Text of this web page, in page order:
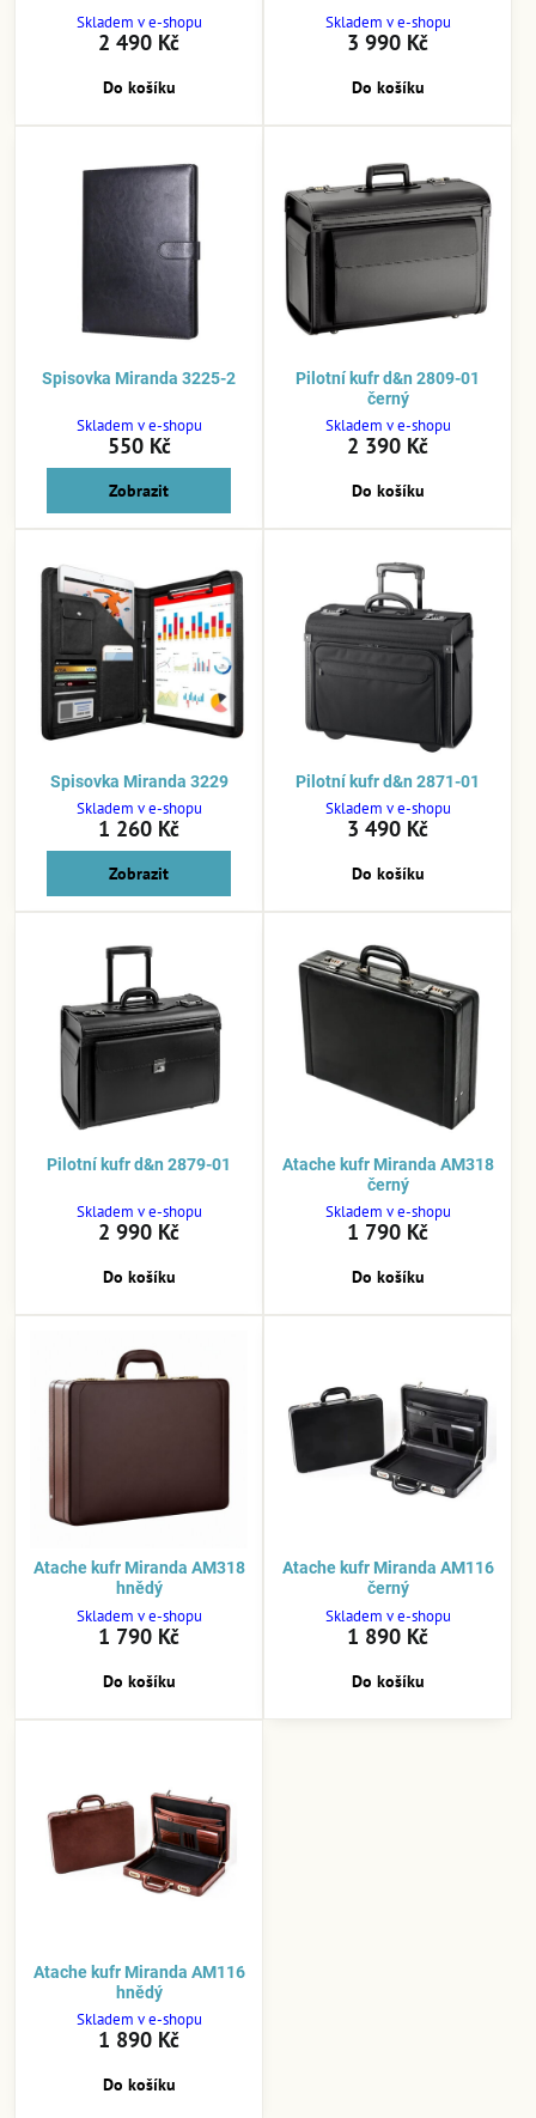
Skladem v e-shopu
2 490 Kč
Do košíku
Skladem v e-shopu
3 990 Kč
Do košíku
Spisovka Miranda 3225-2
Skladem v e-shopu
550 Kč
Zobrazit
Pilotní kufr d&n 2809-01
černý
Skladem v e-shopu
2 390 Kč
Do košíku
Spisovka Miranda 3229
Skladem v e-shopu
1 260 Kč
Zobrazit
Pilotní kufr d&n 2871-01
Skladem v e-shopu
3 490 Kč
Do košíku
Pilotní kufr d&n 2879-01
Skladem v e-shopu
2 990 Kč
Do košíku
Atache kufr Miranda AM318
černý
Skladem v e-shopu
1 790 Kč
Do košíku
Atache kufr Miranda AM318
hnědý
Skladem v e-shopu
1 790 Kč
Do košíku
Atache kufr Miranda AM116
černý
Skladem v e-shopu
1 890 Kč
Do košíku
Atache kufr Miranda AM116
hnědý
Skladem v e-shopu
1 890 Kč
Do košíku